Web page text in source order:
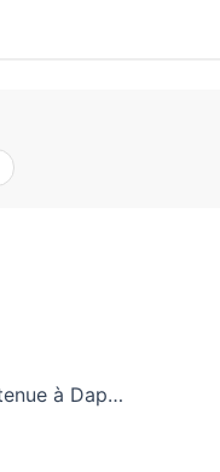
3e édition de la SN-TPME : L’étape des Savanes tenue à Dapaong